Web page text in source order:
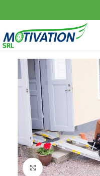
Click to enlarge